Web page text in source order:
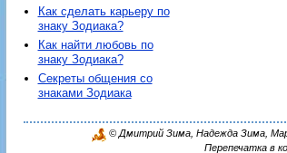
Как сделать карьеру по
знаку Зодиака?
Как найти любовь по
знаку Зодиака?
Секреты общения со
знаками Зодиака
© Дмитрий Зима, Надежда Зима,
Перепечатка в